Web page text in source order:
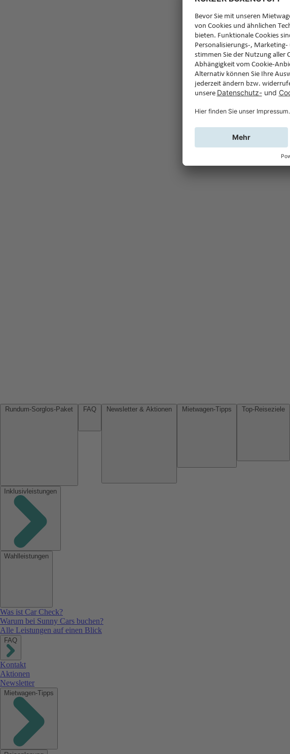
Inklusivleistungen
Wahlleistungen
Was ist Car Check?
Warum bei Sunny Cars buchen?
Alle Leistungen auf einen Blick
FAQ
Kontakt
Aktionen
Newsletter
Mietwagen-Tipps